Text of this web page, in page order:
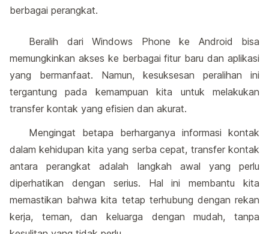
berbagai perangkat.
Beralih dari Windows Phone ke Android bisa
memungkinkan akses ke berbagai fitur baru dan aplikasi
yang bermanfaat. Namun, kesuksesan peralihan ini
tergantung pada kemampuan kita untuk melakukan
transfer kontak yang efisien dan akurat.
Mengingat betapa berharganya informasi kontak
dalam kehidupan kita yang serba cepat, transfer kontak
antara perangkat adalah langkah awal yang perlu
diperhatikan dengan serius. Hal ini membantu kita
memastikan bahwa kita tetap terhubung dengan rekan
kerja, teman, dan keluarga dengan mudah, tanpa